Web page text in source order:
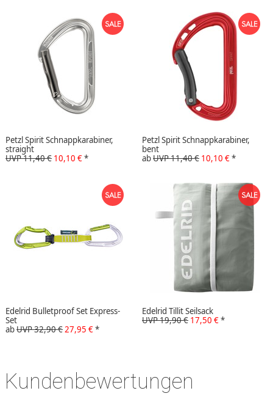
Petzl Spirit Schnappkarabiner,
straight
UVP 11,40 € 10,10 €*
Petzl Spirit Schnappkarabiner,
bent
abUVP 11,40 € 10,10 €*
Edelrid Bulletproof Set Express-
Set
abUVP 32,90 €27,95 €*
Edelrid Tillit Seilsack
UVP 19,90 € 17,50 €*
Kundenbewertungen